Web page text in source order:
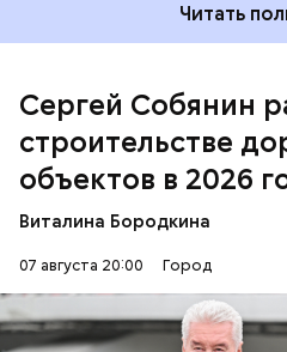
Читать
Сергей Собянин
строительстве
объектов в 2026
Виталина Бородкина
07 августа 20:00 Город
— Большую работу по
За это время построили
километров новых дорог,
реконструировали 75
городе появилось 495
— количество
Также построили 374